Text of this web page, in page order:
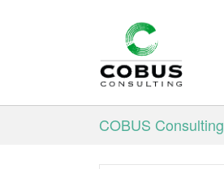
COBUS Consulting